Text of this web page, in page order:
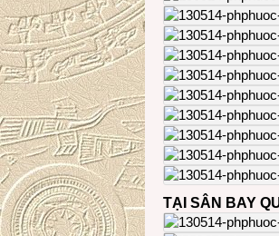
TẠI SÂN BAY